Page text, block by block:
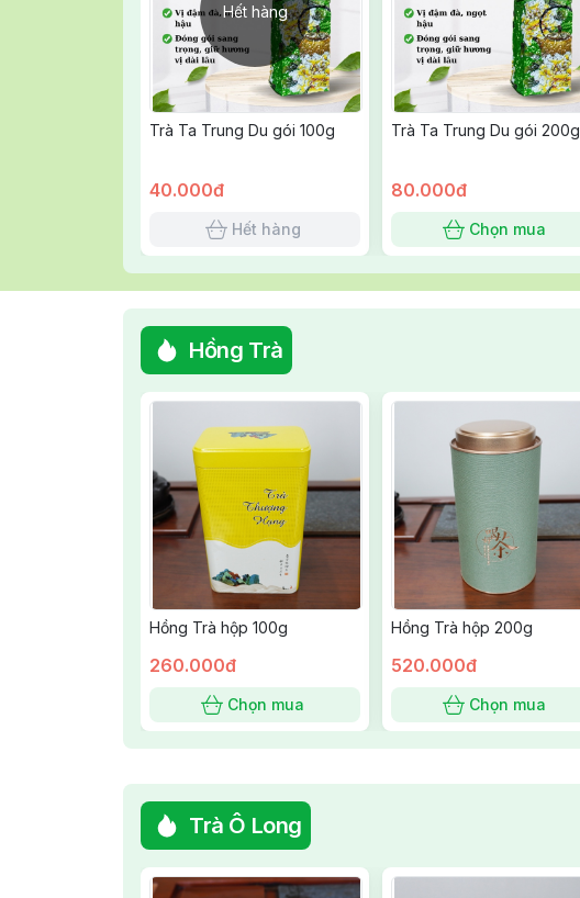
Hết hàng
Trà Ta Trung Du gói 100g
40.000đ
Hết hàng
Trà Ta Trung Du gói 200g
80.000đ
Chọn mua
Hồng Trà
Hồng Trà hộp 100g
260.000đ
Chọn mua
Hồng Trà hộp 200g
520.000đ
Chọn mua
Trà Ô Long